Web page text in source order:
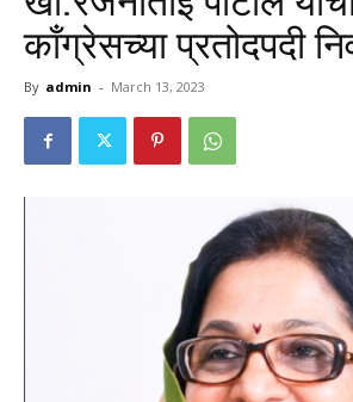
काँग्रेसच्या प्रतोदपदी
By admin - March 13, 2023